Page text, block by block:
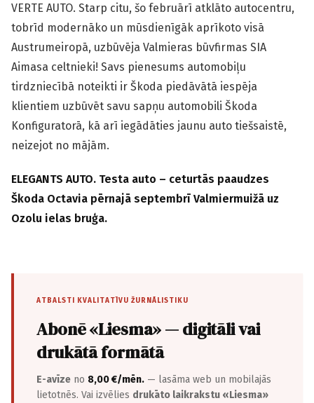
VERTE AUTO. Starp citu, šo februārī atklāto autocentru,
tobrīd modernāko un mūsdienīgāk aprīkoto visā
Austrumeiropā, uzbūvēja Valmieras būvfirmas SIA
Aimasa celtnieki! Savs pienesums automobiļu
tirdzniecībā noteikti ir Škoda piedāvātā iespēja
klientiem uzbūvēt savu sapņu automobili Škoda
Konfiguratorā, kā arī iegādāties jaunu auto tiešsaistē,
neizejot no mājām.
ELEGANTS AUTO. Testa auto – ceturtās paaudzes
Škoda Octavia pērnajā septembrī Valmiermuižā uz
Ozolu ielas bruģa.
ATBALSTI KVALITATĪVU ŽURNĀLISTIKU
Abonē «Liesma» — digitāli vai
drukātā formātā
E-avīze no 8,00 €/mēn. — lasāma web un mobilajās
lietotnēs. Vai izvēlies drukāto laikrakstu «Liesma»